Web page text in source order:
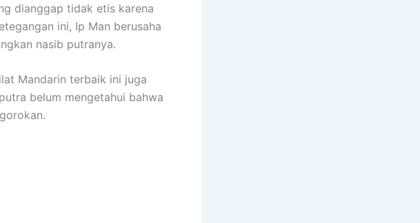
dianggap tidak etis karena
ini, Ip Man berusaha
nasib putranya.
Mandarin terbaik ini juga
belum mengetahui bahwa